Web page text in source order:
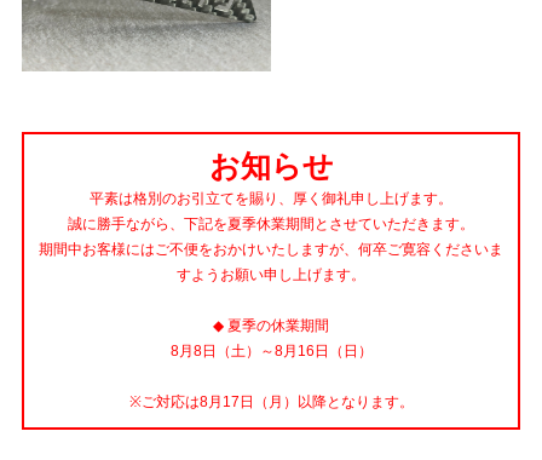
お知らせ
平素は格別のお引立てを賜り、厚く御礼申し上げます。
誠に勝手ながら、下記を夏季休業期間とさせていただきます。
期間中お客様にはご不便をおかけいたしますが、何卒ご寛容くださいま
すようお願い申し上げます。
◆ 夏季の休業期間
8月8日（土）～8月16日（日）
※ご対応は8月17日（月）以降となります。